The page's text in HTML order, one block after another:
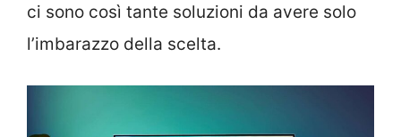
ci sono così tante soluzioni da avere solo
l’imbarazzo della scelta.